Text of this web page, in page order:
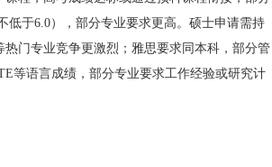
低于6.0），部分专业要求更高。硕士申请需持
门专业竞争更激烈；雅思要求同本科，部分管
等语言成绩，部分专业要求工作经验或研究计